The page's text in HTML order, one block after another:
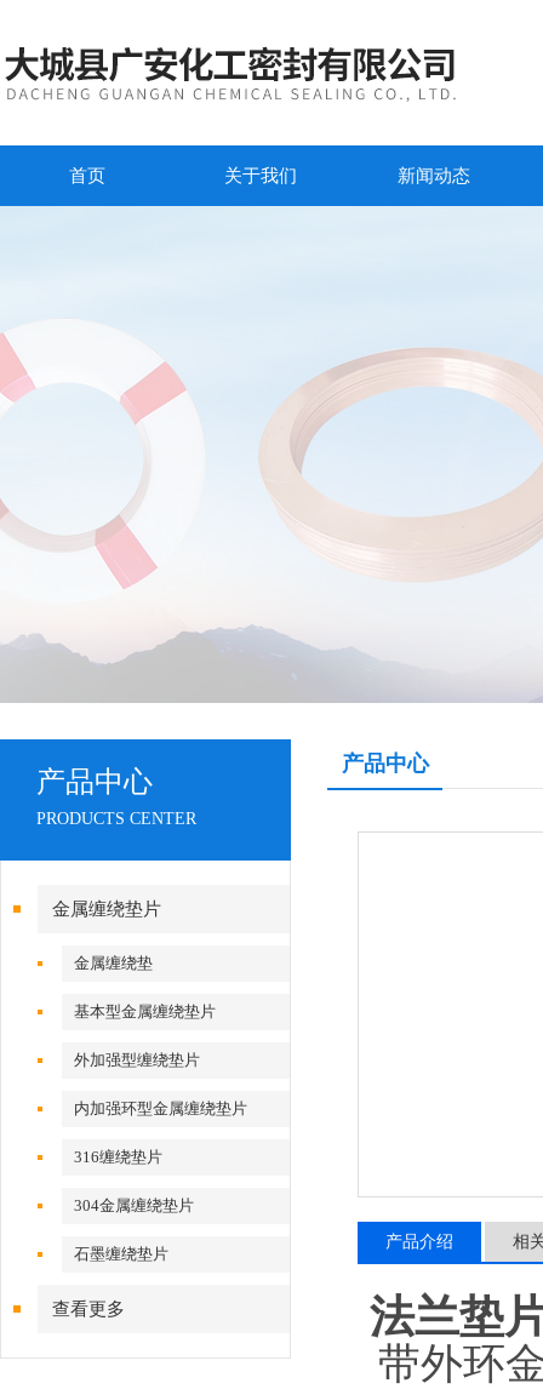
首页 关于我们 新闻动态
产品中心
PRODUCTS CENTER
金属缠绕垫片
金属缠绕垫
基本型金属缠绕垫片
外加强型缠绕垫片
内加强环型金属缠绕垫片
316缠绕垫片
304金属缠绕垫片
石墨缠绕垫片
查看更多
产品中心
产品介绍 相
法兰垫
带外环